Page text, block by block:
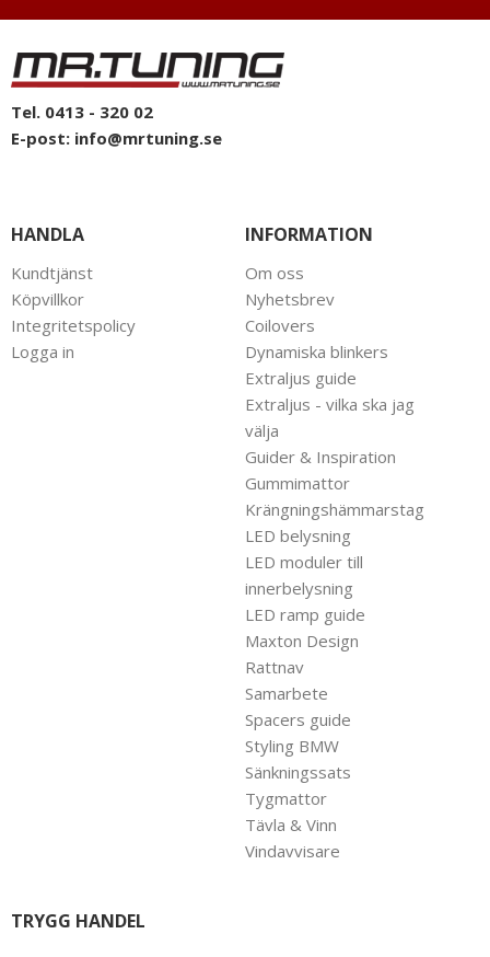
Tel. 0413 - 320 02
E-post: info@mrtuning.se
HANDLA
Kundtjänst
Köpvillkor
Integritetspolicy
Logga in
INFORMATION
Om oss
Nyhetsbrev
Coilovers
Dynamiska blinkers
Extraljus guide
Extraljus - vilka ska jag
välja
Guider & Inspiration
Gummimattor
Krängningshämmarstag
LED belysning
LED moduler till
innerbelysning
LED ramp guide
Maxton Design
Rattnav
Samarbete
Spacers guide
Styling BMW
Sänkningssats
Tygmattor
Tävla & Vinn
Vindavvisare
TRYGG HANDEL